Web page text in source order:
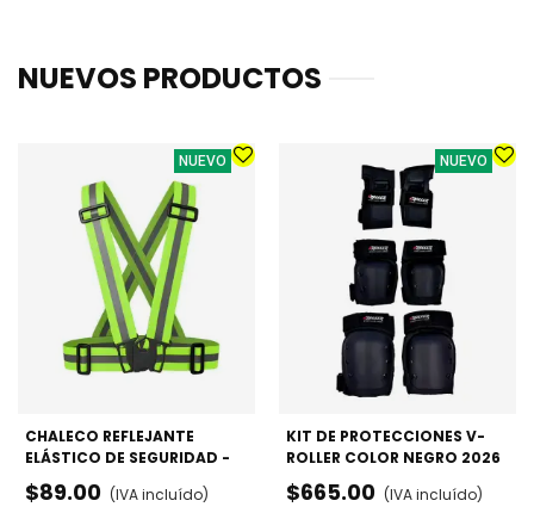
NUEVOS PRODUCTOS
NUEVO
CHALECO REFLEJANTE
ELÁSTICO DE SEGURIDAD -
PATINAJE Y CICLISMO
$89.00 (IVA incluído)
NUEVO
KIT DE PROTECCIONES V-
ROLLER COLOR NEGRO 2026
- RODILLERAS, CODERAS Y
MUÑEQUERAS
$665.00 (IVA incluído)